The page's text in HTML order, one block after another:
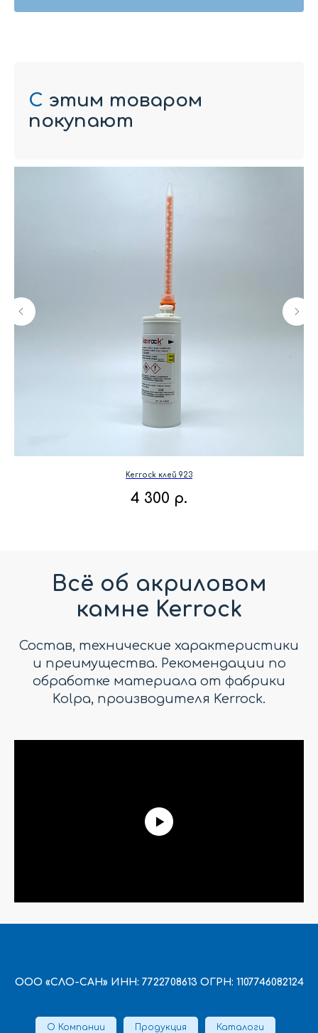
С этим товаром
покупают
Kerrock клей 923
4 300 р.
Всё об акриловом
камне Kerrock
Состав, технические характеристики
и преимущества. Рекомендации по
обработке материала от фабрики
Kolpa, производителя Kerrock.
ООО «СЛО-САН» ИНН: 7722708613 ОГРН: 1107746082124
О Компании Продукция Каталоги